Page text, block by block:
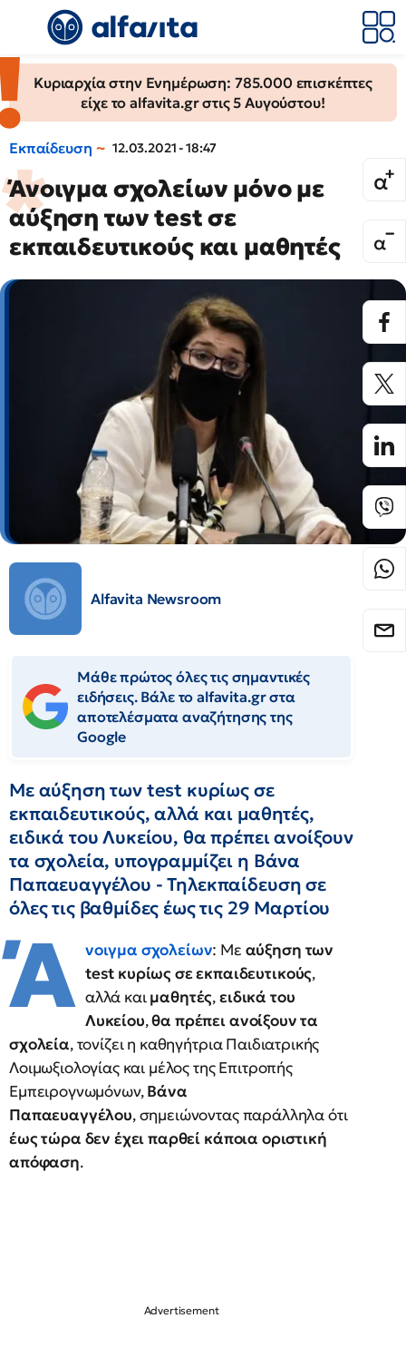
Κυριαρχία στην Ενημέρωση: 785.000 επισκέπτες
είχε το alfavita.gr στις 5 Αυγούστου!
Εκπαίδευση 12.03.2021 - 18:47
Άνοιγμα σχολείων μόνο με
αύξηση των test σε
εκπαιδευτικούς και μαθητές
Alfavita Newsroom
Μάθε πρώτος όλες τις σημαντικές
ειδήσεις. Βάλε το alfavita.gr στα
αποτελέσματα αναζήτησης της
Google
Με αύξηση των test κυρίως σε
εκπαιδευτικούς, αλλά και μαθητές,
ειδικά του Λυκείου, θα πρέπει ανοίξουν
τα σχολεία, υπογραμμίζει η Βάνα
Παπαευαγγέλου - Τηλεκπαίδευση σε
όλες τις βαθμίδες έως τις 29 Μαρτίου
Ά νοιγμα σχολείων: Με αύξηση των
test κυρίως σε εκπαιδευτικούς,
αλλά καιμαθητές,ειδικά του
Λυκείου,θα πρέπει ανοίξουν τα
σχολεία, τονίζει η καθηγήτρια Παιδιατρικής
Λοιμωξιολογίας και μέλος της Επιτροπής
Εμπειρογνωμόνων,Βάνα
Παπαευαγγέλου, σημειώνοντας παράλληλα ότι
έως τώρα δεν έχει παρθεί κάποια οριστική
απόφαση.